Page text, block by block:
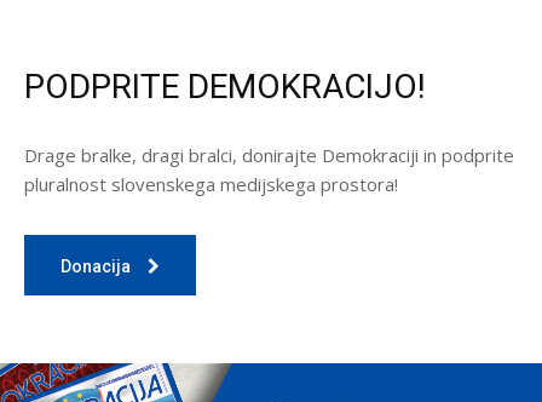
PODPRITE DEMOKRACIJO!
Drage bralke, dragi bralci, donirajte Demokraciji in podprite
pluralnost slovenskega medijskega prostora!
Donacija